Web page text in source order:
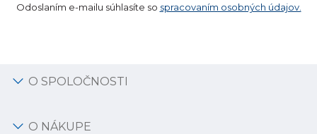
Odoslaním e-mailu súhlasíte so spracovaním osobných údajov.
O SPOLOČNOSTI
O NÁKUPE